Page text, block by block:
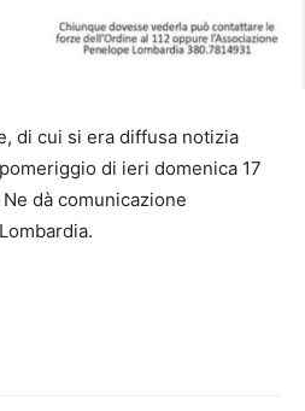
di cui si era diffusa notizia
di ieri domenica 17
dà comunicazione